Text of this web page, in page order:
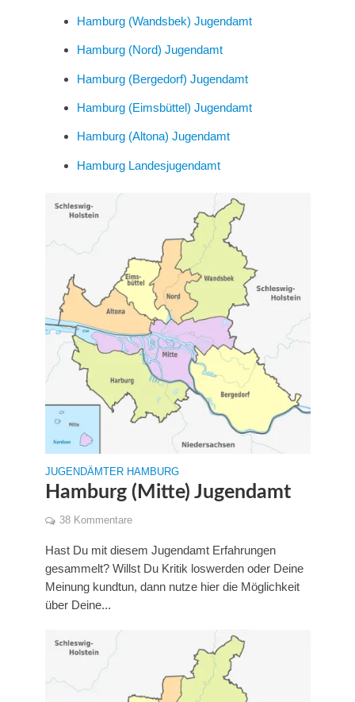
Hamburg (Wandsbek) Jugendamt
Hamburg (Nord) Jugendamt
Hamburg (Bergedorf) Jugendamt
Hamburg (Eimsbüttel) Jugendamt
Hamburg (Altona) Jugendamt
Hamburg Landesjugendamt
JUGENDÄMTER HAMBURG
Hamburg (Mitte) Jugendamt
38 Kommentare
Hast Du mit diesem Jugendamt Erfahrungen
gesammelt? Willst Du Kritik loswerden oder Deine
Meinung kundtun, dann nutze hier die Möglichkeit
über Deine...